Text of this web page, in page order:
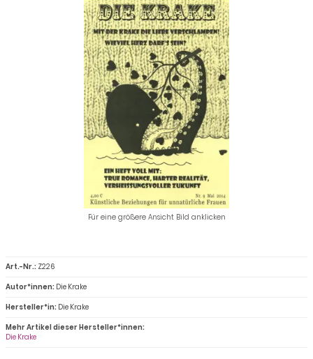
Für eine größere Ansicht Bild anklicken
Art.-Nr.: Z226
Autor*innen: Die Krake
Hersteller*in: Die Krake
Mehr Artikel dieser Hersteller*innen:
Die Krake